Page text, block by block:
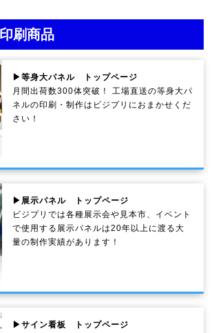
刷商品
▶等身大パネル トップページ
月間出荷数300体突破！ 工場直送の等身大パ
ネルの印刷・制作は ビジプリ におまかせくだ
さい！
▶展示パネル トップページ
ビジプリでは各種展示会や見本市、イベント
で使用する展示パネルは20年以上に渡る大
量の制作実績があります！
▶サイン看板 トップページ